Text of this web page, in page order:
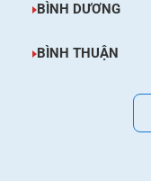
BÌNH DƯƠNG
BÌNH THUẬN